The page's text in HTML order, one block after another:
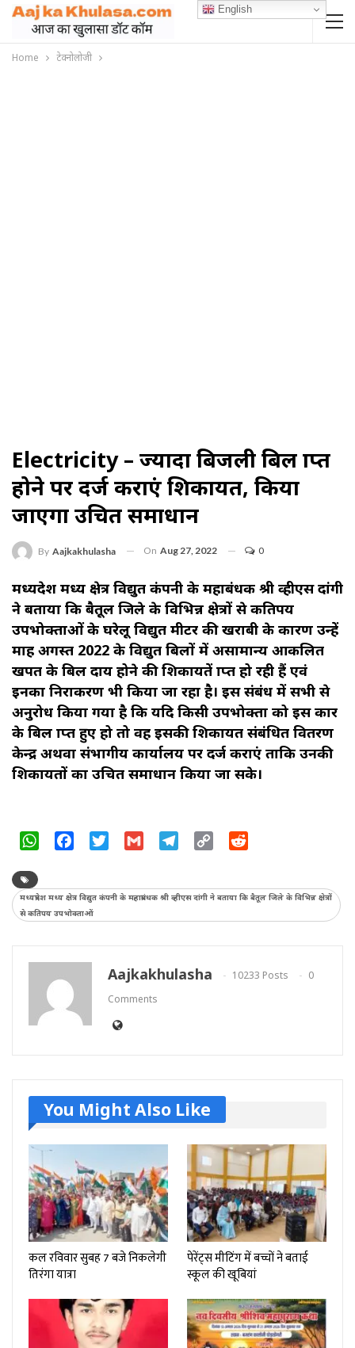
Home टेक्नोलोजी
Electricity – ज्यादा बिजली बिल प्राप्त
होने पर दर्ज कराएं शिकायत, किया
जाएगा उचित समाधान
By Aajkakhulasha On Aug 27, 2022 0
मध्यप्रदेश मध्य क्षेत्र विद्युत कंपनी के महाप्रबंधक श्री व्हीएस दांगी
ने बताया कि बैतूल जिले के विभिन्न क्षेत्रों से कतिपय
उपभोक्ताओं के घरेलू विद्युत मीटर की खराबी के कारण उन्हें
माह अगस्त 2022 के विद्युत बिलों में असामान्य आकलित
खपत के बिल प्रदाय होने की शिकायतें प्राप्त हो रही हैं एवं
इनका निराकरण भी किया जा रहा है। इस संबंध में सभी से
अनुरोध किया गया है कि यदि किसी उपभोक्ता को इस प्रकार
के बिल प्राप्त हुए हो तो वह इसकी शिकायत संबंधित वितरण
केन्द्र अथवा संभागीय कार्यालय पर दर्ज कराएं ताकि उनकी
शिकायतों का उचित समाधान किया जा सके।
WhatsAppFacebookTwitter Gmail Telegram
Copy
मध्यप्रदेश मध्य क्षेत्र विद्युत कंपनी के महाप्रबंधक श्री व्हीएस दांगी ने बताया कि बैतूल जिले के विभिन्न क्षेत्रों
से कतिपय उपभोक्ताओं
Aajkakhulasha 10233 Posts
0
Comments
You Might Also Like
कल रविवार सुबह 7 बजे निकलेगी
तिरंगा यात्रा
पेरेंट्स मीटिंग में बच्चों ने बताई
स्कूल की खूबियां
English